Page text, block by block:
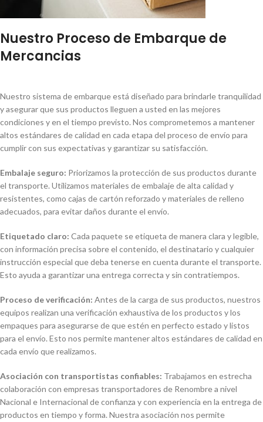
Nuestro Proceso de Embarque de
Mercancias
Nuestro sistema de embarque está diseñado para brindarle tranquilidad
y asegurar que sus productos lleguen a usted en las mejores
condiciones y en el tiempo previsto. Nos comprometemos a mantener
altos estándares de calidad en cada etapa del proceso de envío para
cumplir con sus expectativas y garantizar su satisfacción.
Embalaje seguro: Priorizamos la protección de sus productos durante
el transporte. Utilizamos materiales de embalaje de alta calidad y
resistentes, como cajas de cartón reforzado y materiales de relleno
adecuados, para evitar daños durante el envío.
Etiquetado claro: Cada paquete se etiqueta de manera clara y legible,
con información precisa sobre el contenido, el destinatario y cualquier
instrucción especial que deba tenerse en cuenta durante el transporte.
Esto ayuda a garantizar una entrega correcta y sin contratiempos.
Proceso de verificación: Antes de la carga de sus productos, nuestros
equipos realizan una verificación exhaustiva de los productos y los
empaques para asegurarse de que estén en perfecto estado y listos
para el envío. Esto nos permite mantener altos estándares de calidad en
cada envío que realizamos.
Asociación con transportistas confiables: Trabajamos en estrecha
colaboración con empresas transportadores de Renombre a nivel
Nacional e Internacional de confianza y con experiencia en la entrega de
productos en tiempo y forma. Nuestra asociación nos permite